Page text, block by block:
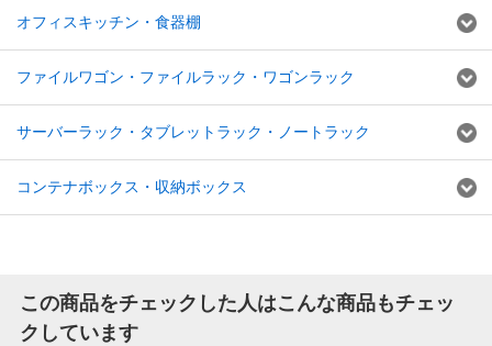
オフィスキッチン・食器棚
ファイルワゴン・ファイルラック・ワゴンラック
サーバーラック・タブレットラック・ノートラック
コンテナボックス・収納ボックス
この商品をチェックした人はこんな商品もチェッ
クしています